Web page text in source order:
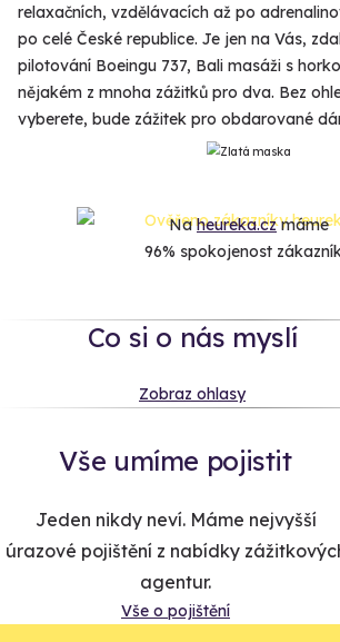
relaxačních, vzdělávacích až po
po celé České republice. Je jen na Vás,
pilotování Boeingu 737, Bali masáži s
nějakém z mnoha zážitků pro dva. Bez
vyberete, bude zážitek pro obdarované
Naheureka.czmáme
96% spokojenost
Co si o nás myslí
Zobraz ohlasy
Vše umíme pojistit
Jeden nikdy neví. Máme nejvyšší
úrazové pojištění z nabídky
agentur.
Vše o pojištění